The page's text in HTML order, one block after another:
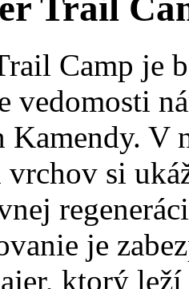
Trail
Camp je
vedomosti
Kamendy. V
si
je
ktorý leží